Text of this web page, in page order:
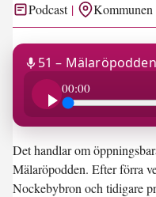
Podcast Kommunen
18:2751 –
00:00
Det handlar om
Mälaröpodden. Efter förra
Nockebybron och tidigare